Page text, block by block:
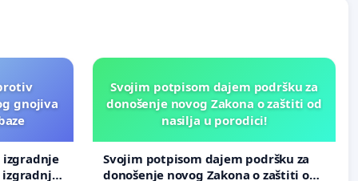
gnojiva
izgradnje
Svojim potpisom dajem podršku za
donošenje novog Zakona o zaštiti od
nasilja u porodici!
Svojim potpisom dajem podršku za
donošenje novog Zakona o zaštiti od